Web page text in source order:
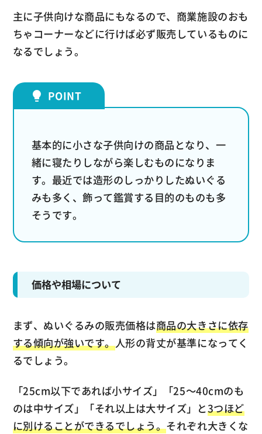
主に子供向けな商品にもなるので、商業施設のおも
ちゃコーナーなどに行けば必ず販売しているものに
なるでしょう。
基本的に小さな子供向けの商品となり、一
緒に寝たりしながら楽しむものになりま
す。最近では造形のしっかりしたぬいぐる
みも多く、飾って鑑賞する目的のものも多
そうです。
価格や相場について
まず、ぬいぐるみの販売価格は商品の大きさに依存
する傾向が強いです。人形の背丈が基準になってく
るでしょう。
「25cm以下であれば小サイズ」「25～40cmのも
のは中サイズ」「それ以上は大サイズ」と3つほど
に別けることができるでしょう。それぞれ大きくな